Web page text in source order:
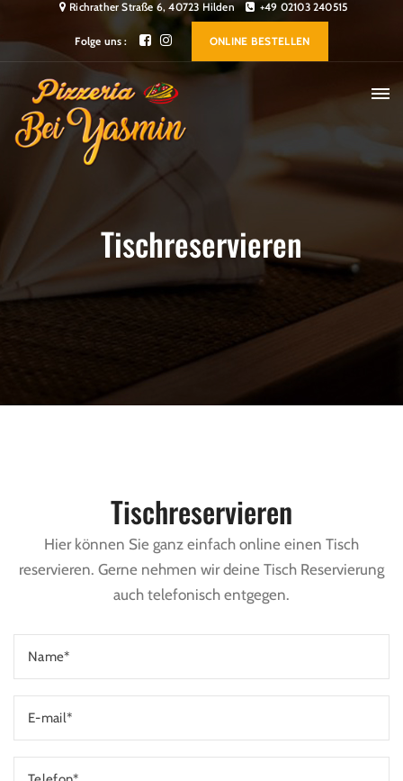
Richrather Straße 6, 40723 Hilden +49 02103 240515
Folge uns : ONLINE BESTELLEN
Tischreservieren
Tischreservieren
Hier können Sie ganz einfach online einen Tisch
reservieren. Gerne nehmen wir deine Tisch Reservierung
auch telefonisch entgegen.